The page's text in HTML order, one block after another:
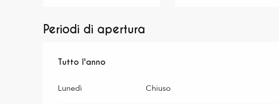
Periodi di apertura
Tutto l'anno
Tutto l'anno
Lunedì Chiuso